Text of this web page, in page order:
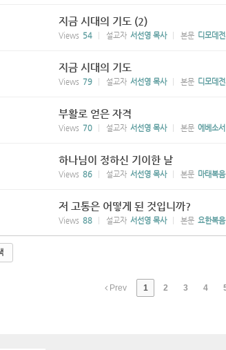
지금 시대의 기도 (2)
Views 54 설교자 서선영 목사 본문 디모데
지금 시대의 기도
Views 79 설교자 서선영 목사 본문 디모데
부활로 얻은 자격
Views 70 설교자 서선영 목사 본문 에베소
하나님이 정하신 기이한 날
Views 86 설교자 서선영 목사 본문 마태복
저 고통은 어떻게 된 것입니까?
Views 88 설교자 서선영 목사 본문 요한복
Prev 1 2 3 4